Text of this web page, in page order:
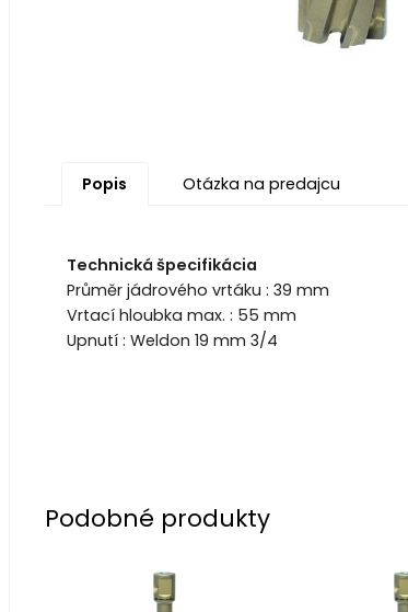
Popis Otázka na predajcu
Technická špecifikácia
Průměr jádrového vrtáku : 39 mm
Vrtací hloubka max. : 55 mm
Upnutí : Weldon 19 mm 3/4
Podobné produkty